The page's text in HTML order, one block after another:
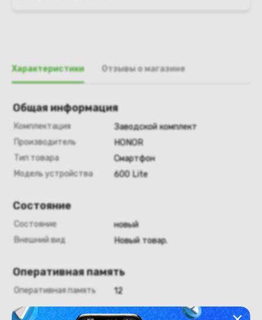
Характеристики Отзывы о магазине
Общая информация
Комплектация
Заводской комплект
Производитель
HONOR
Тип товара
Смартфон
Модель устройства
600 Lite
Состояние
Состояние
новый
Внешний вид
Новый товар.
Оперативная память
Оперативная память 12